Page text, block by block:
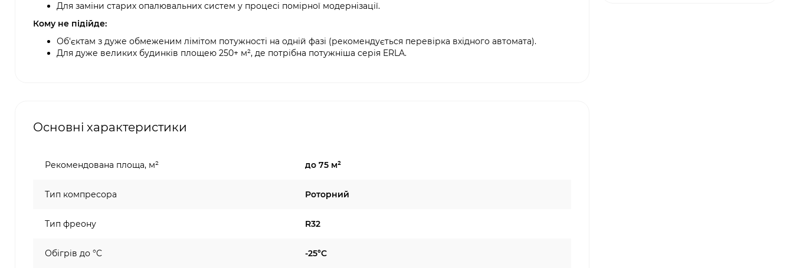
Для заміни старих опалювальних систем у процесі помірної модернізації.
Кому не підійде:
Об'єктам з дуже обмеженим лімітом потужності на одній фазі (рекомендується перевірка вхідного автомата).
Для дуже великих будинків площею 250+ м², де потрібна потужніша серія ERLA.
Основні характеристики
Рекомендована площа, м² до 75 м²
Тип компресора Роторний
Тип фреону R32
Обігрів до °C -25°C